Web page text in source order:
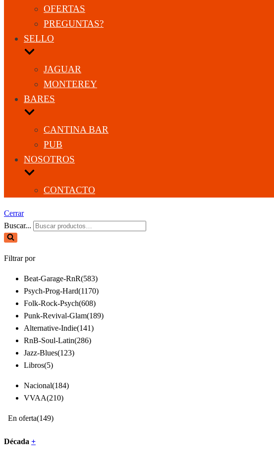
OFERTAS
PREGUNTAS?
SELLO
JAGUAR
MONTEREY
BARES
CANTINA BAR
PUB
NOSOTROS
CONTACTO
Cerrar
Buscar...
Filtrar por
Beat-Garage-RnR(583)
Psych-Prog-Hard(1170)
Folk-Rock-Psych(608)
Punk-Revival-Glam(189)
Alternative-Indie(141)
RnB-Soul-Latin(286)
Jazz-Blues(123)
Libros(5)
Nacional(184)
VVAA(210)
En oferta(149)
Década +